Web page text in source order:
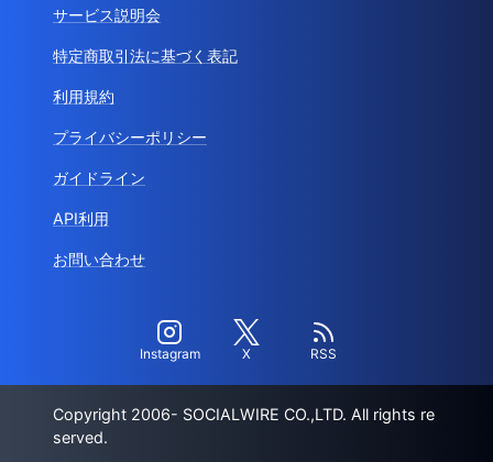
サービス説明会
特定商取引法に基づく表記
利用規約
プライバシーポリシー
ガイドライン
API利用
お問い合わせ
Instagram X RSS
Copyright 2006- SOCIALWIRE CO.,LTD. All rights re
served.